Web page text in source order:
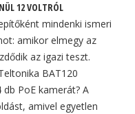
12 VOLTRÓL
mindenki ismeri
amikor elmegy az
az igazi teszt.
BAT120
PoE kamerát? A
amivel egyetlen